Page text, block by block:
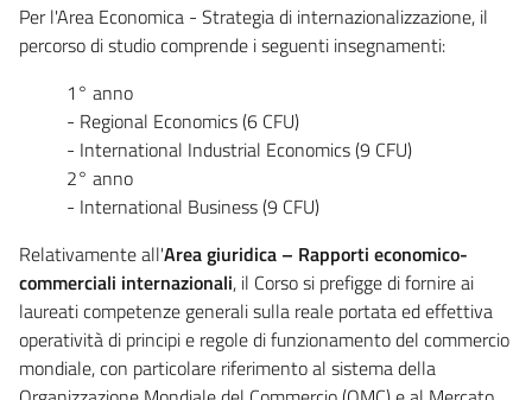
Per l'Area Economica - Strategia di internazionalizzazione, il
percorso di studio comprende i seguenti insegnamenti:
1° anno
- Regional Economics (6 CFU)
- International Industrial Economics (9 CFU)
2° anno
- International Business (9 CFU)
Relativamente all'Area giuridica – Rapporti economico-
commerciali internazionali, il Corso si prefigge di fornire ai
laureati competenze generali sulla reale portata ed effettiva
operatività di principi e regole di funzionamento del commercio
mondiale, con particolare riferimento al sistema della